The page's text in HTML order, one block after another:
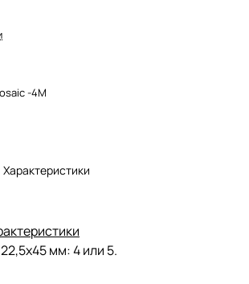
-4М
Характеристики
мм: 4 или 5.